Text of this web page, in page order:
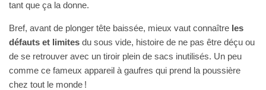
tant que ça la donne.
Bref, avant de plonger tête baissée, mieux vaut connaître les
défauts et limites du sous vide, histoire de ne pas être déçu ou
de se retrouver avec un tiroir plein de sacs inutilisés. Un peu
comme ce fameux appareil à gaufres qui prend la poussière
chez tout le monde !